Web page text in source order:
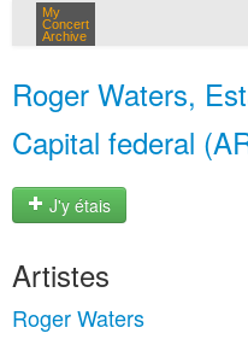
My
Concert
Archive
Roger Waters,
Capital federal
J'y étais
Artistes
Roger Waters